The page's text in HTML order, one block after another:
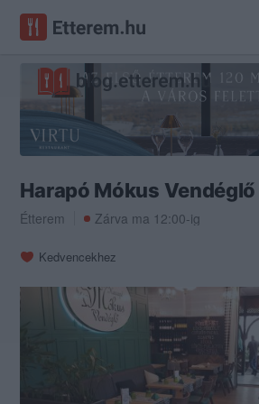
Harapó Mókus Vendéglő
Étterem
Zárva ma 12:00-ig
Kedvencekhez